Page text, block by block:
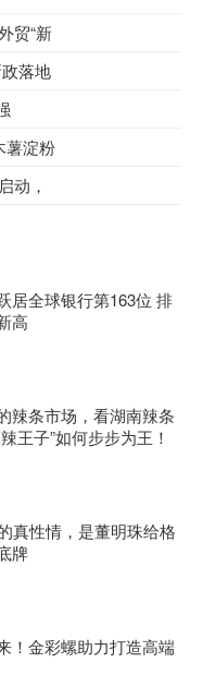
贸“新
落地
薯淀粉
动，
居全球银行第163位 排
高
辣条市场，看湖南辣条
王子”如何步步为王！
真性情，是董明珠给格
牌
！金彩螺助力打造高端